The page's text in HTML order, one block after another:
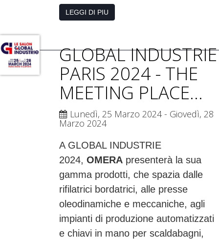
LEGGI DI PIU
GLOBAL INDUSTRIE
PARIS 2024 - THE
MEETING PLACE...
Lunedì, 25 Marzo 2024- Giovedì, 28
Marzo 2024
A GLOBAL INDUSTRIE
2024, OMERApresenterà la sua
gamma prodotti, che spazia dalle
rifilatrici bordatrici, alle presse
oleodinamiche e meccaniche, agli
impianti di produzione automatizzati
e chiavi in mano per scaldabagni,